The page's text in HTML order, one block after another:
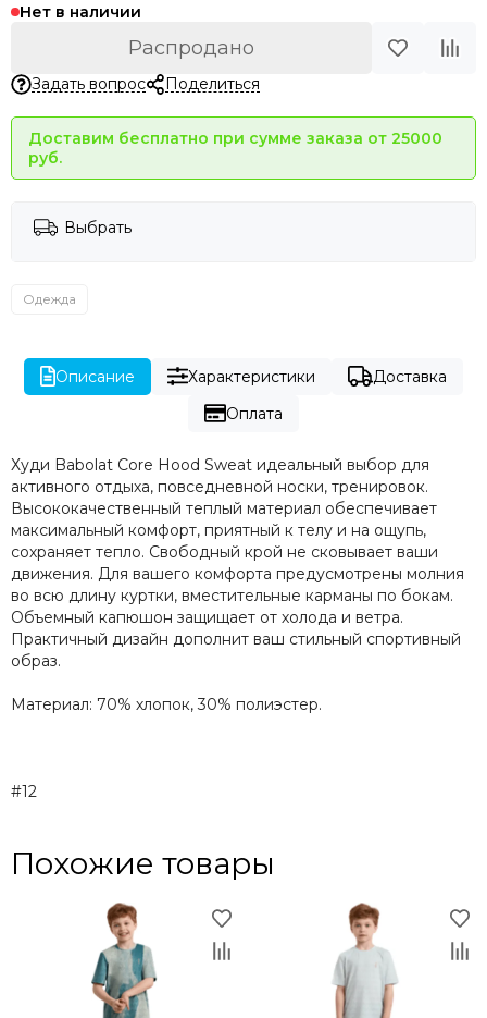
Нет в наличии
Распродано
Задать вопрос Поделиться
Доставим бесплатно при сумме заказа от 25000
руб.
Выбрать
Одежда
Описание Характеристики
Доставка
Оплата
Худи Babolat Core Hood Sweat идеальный выбор для
активного отдыха, повседневной носки, тренировок.
Высококачественный теплый материал обеспечивает
максимальный комфорт, приятный к телу и на ощупь,
сохраняет тепло. Свободный крой не сковывает ваши
движения. Для вашего комфорта предусмотрены молния
во всю длину куртки, вместительные карманы по бокам.
Объемный капюшон защищает от холода и ветра.
Практичный дизайн дополнит ваш стильный спортивный
образ.
Материал: 70% хлопок, 30% полиэстер.
#12
Похожие товары